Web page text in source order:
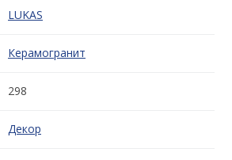
LUKAS
Керамогранит
298
Декор